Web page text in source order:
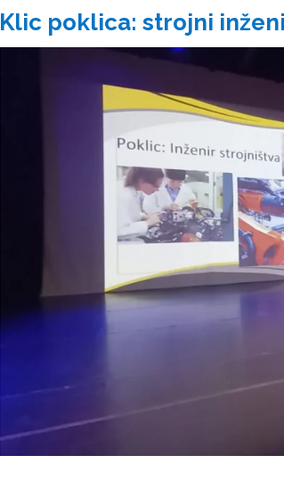
Klic poklica: strojni